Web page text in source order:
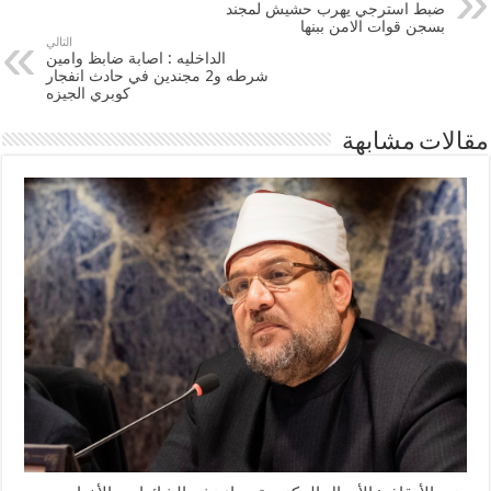
ضبط استرجي يهرب حشيش لمجند
بسجن قوات الامن ببنها
التالي
الداخليه : اصابة ضابظ وامين
شرطه و2 مجندين في حادث انفجار
كوبري الجيزه
مقالات مشابهة